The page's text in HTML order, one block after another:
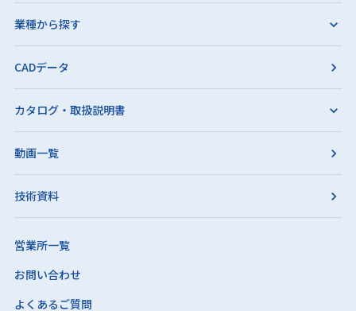
業種から探す
CADデータ
カタログ・取扱説明書
動画一覧
技術資料
営業所一覧
お問い合わせ
よくあるご質問